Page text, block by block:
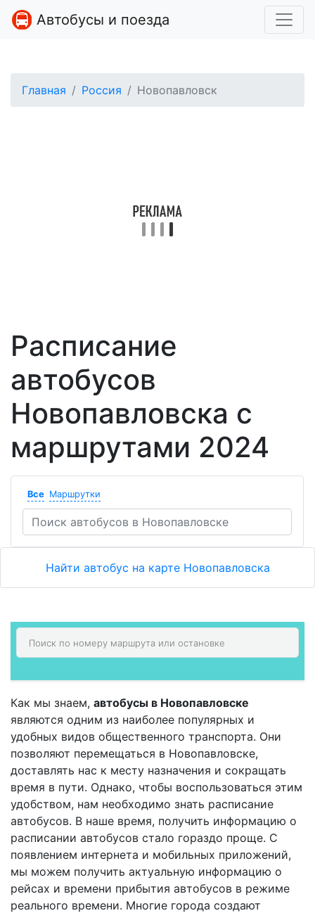
Автобусы и поезда
Главная Россия Новопавловск
Расписание
автобусов
Новопавловска с
маршрутами 2024
Все Маршрутки
Найти автобус на карте Новопавловска
Как мы знаем, автобусы в Новопавловске
являются одним из наиболее популярных и
удобных видов общественного транспорта. Они
позволяют перемещаться в Новопавловске,
доставлять нас к месту назначения и сокращать
время в пути. Однако, чтобы воспользоваться этим
удобством, нам необходимо знать расписание
автобусов. В наше время, получить информацию о
расписании автобусов стало гораздо проще. С
появлением интернета и мобильных приложений,
мы можем получить актуальную информацию о
рейсах и времени прибытия автобусов в режиме
реального времени. Многие города создают